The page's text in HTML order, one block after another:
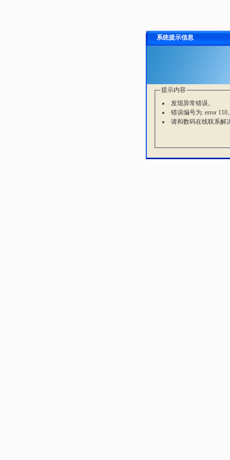
系统提示信息
提示内容
发现异常错误。
错误编号为: error 110
请和数码在线联系解